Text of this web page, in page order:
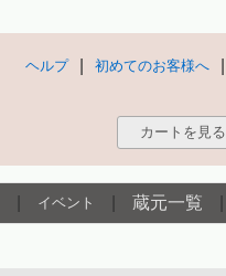
初めてのお客様へ
ヘルプ
カートを見る
イベント 蔵元一覧